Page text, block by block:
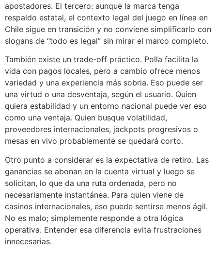
apostadores. El tercero: aunque la marca tenga
respaldo estatal, el contexto legal del juego en línea en
Chile sigue en transición y no conviene simplificarlo con
slogans de “todo es legal” sin mirar el marco completo.
También existe un trade-off práctico. Polla facilita la
vida con pagos locales, pero a cambio ofrece menos
variedad y una experiencia más sobria. Eso puede ser
una virtud o una desventaja, según el usuario. Quien
quiera estabilidad y un entorno nacional puede ver eso
como una ventaja. Quien busque volatilidad,
proveedores internacionales, jackpots progresivos o
mesas en vivo probablemente se quedará corto.
Otro punto a considerar es la expectativa de retiro. Las
ganancias se abonan en la cuenta virtual y luego se
solicitan, lo que da una ruta ordenada, pero no
necesariamente instantánea. Para quien viene de
casinos internacionales, eso puede sentirse menos ágil.
No es malo; simplemente responde a otra lógica
operativa. Entender esa diferencia evita frustraciones
innecesarias.